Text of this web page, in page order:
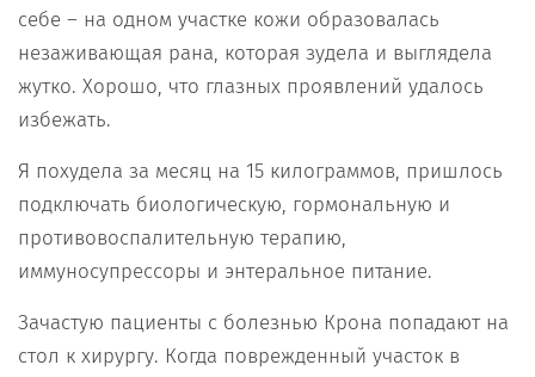
себе – на одном участке кожи образовалась
незаживающая рана, которая зудела и выглядела
жутко. Хорошо, что глазных проявлений удалось
избежать.
Я похудела за месяц на 15 килограммов, пришлось
подключать биологическую, гормональную и
противовоспалительную терапию,
иммуносупрессоры и энтеральное питание.
Зачастую пациенты с болезнью Крона попадают на
стол к хирургу. Когда поврежденный участок в